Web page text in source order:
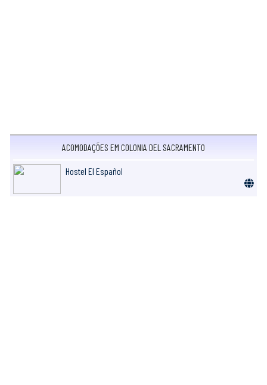
ACOMODAÇÕES EM COLONIA DEL SACRAMENTO
Hostel El Español